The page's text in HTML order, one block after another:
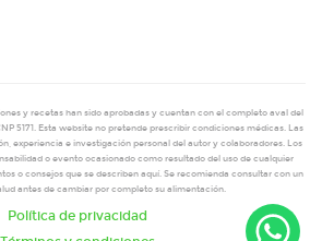
y recetas han sido aprobadas y cuentan con el completo aval del
5171. Esta website no pretende prescribir condiciones médicas. Las
experiencia e investigación personal del autor y colaboradores. Los
o evento ocasionado como resultado del uso de cualquier
o consejos que se describen aquí. Se recomienda consultar con un
antes de cambiar por completo su alimentación.
Política de privacidad